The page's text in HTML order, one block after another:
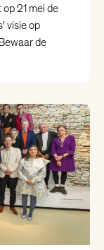
21 mei de
visie op
de